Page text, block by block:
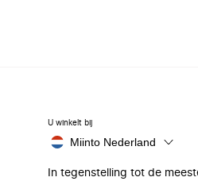
U winkelt bij
Miinto Nederland
In tegenstelling tot de